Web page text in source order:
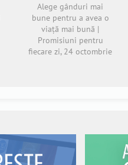
Alege gânduri mai
bune pentru a avea o
viață mai bună |
Promisiuni pentru
fiecare zi, 24 octombrie